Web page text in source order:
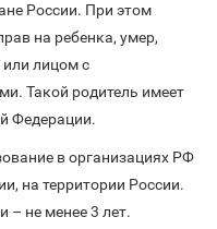
России. При этом
на ребенка, умер,
лицом с
Такой родитель имеет
Федерации.
в организациях РФ
на территории России.
– не менее 3 лет.